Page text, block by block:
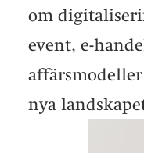
om
event, e-
nya